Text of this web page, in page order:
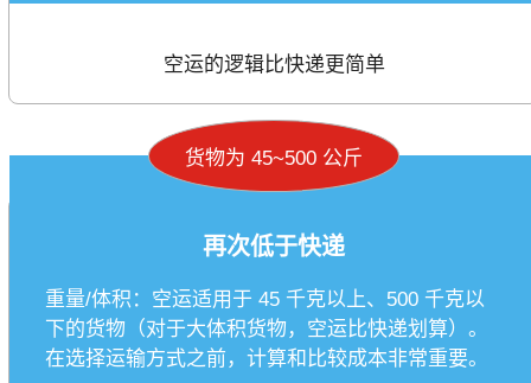
空运的逻辑比快递更简单
货物为 45~500 公斤
再次低于快递
重量/体积：空运适用于 45 千克以上、500 千克以
下的货物（对于大体积货物，空运比快递划算）。
在选择运输方式之前，计算和比较成本非常重要。